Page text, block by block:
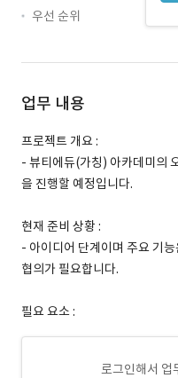
우선 순위
업무 내용
프로젝트 개요 :
- 뷰티에듀(가칭) 아카데미의
을 진행할 예정입니다.
현재 준비 상황 :
- 아이디어 단계이며 주요 기
협의가 필요합니다.
필요 요소 :
로그인해서 업